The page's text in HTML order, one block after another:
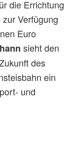
die Errichtung
Verfügung
Euro
sieht den
des
ein
und